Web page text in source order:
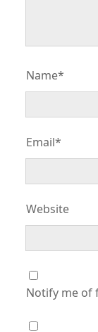
Name*
Email*
Website
Notify me of